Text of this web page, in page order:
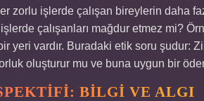
zorlu işlerde çalışan bireylerin daha
çalışanları mağdur etmez mi?
yeri vardır. Buradaki etik soru şudur:
oluşturur mu ve buna uygun bir
BILGI VE ALGI